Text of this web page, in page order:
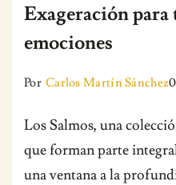
Exageración
emociones
Por Carlos Martín Sánchez
Los Salmos, una
que forman parte
una ventana a la